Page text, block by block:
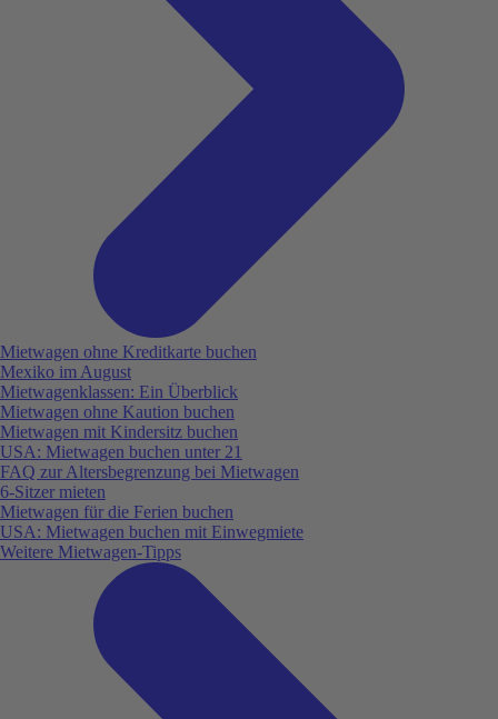
Mietwagen ohne Kreditkarte buchen
Mexiko im August
Mietwagenklassen: Ein Überblick
Mietwagen ohne Kaution buchen
Mietwagen mit Kindersitz buchen
USA: Mietwagen buchen unter 21
FAQ zur Altersbegrenzung bei Mietwagen
6-Sitzer mieten
Mietwagen für die Ferien buchen
USA: Mietwagen buchen mit Einwegmiete
Weitere Mietwagen-Tipps